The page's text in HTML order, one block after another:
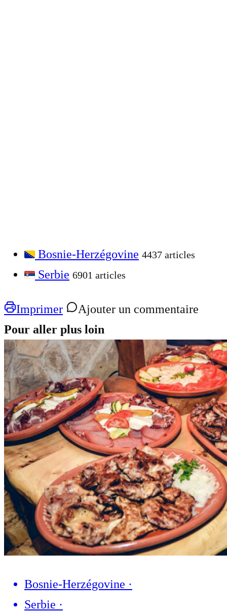
Bosnie-Herzégovine 4437 articles
Serbie 6901 articles
Imprimer
Ajouter un commentaire
Pour aller plus loin
Bosnie-Herzégovine ·
Serbie ·